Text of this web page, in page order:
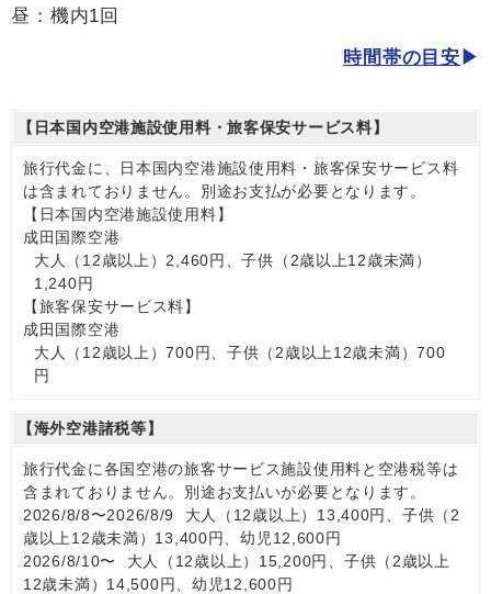
昼：機内1回
時間帯の目安
【日本国内空港施設使用料・旅客保安サービス料】
旅行代金に、日本国内空港施設使用料・旅客保安サービス料
は含まれておりません。別途お支払が必要となります。
【日本国内空港施設使用料】
成田国際空港
大人（12歳以上）2,460円、子供（2歳以上12歳未満）
1,240円
【旅客保安サービス料】
成田国際空港
大人（12歳以上）700円、子供（2歳以上12歳未満）700
円
【海外空港諸税等】
旅行代金に各国空港の旅客サービス施設使用料と空港税等は
含まれておりません。別途お支払いが必要となります。
2026/8/8〜2026/8/9 大人（12歳以上）13,400円、子供（2
歳以上12歳未満）13,400円、幼児12,600円
2026/8/10〜 大人（12歳以上）15,200円、子供（2歳以上
12歳未満）14,500円、幼児12,600円